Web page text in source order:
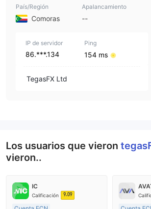
País/Región
Comoras
Apalancamiento
--
IP de servidor
86.***.134
Ping
154 ms
TegasFX Ltd
Los usuarios que vieron
vieron..
IC
Calificación 9.09